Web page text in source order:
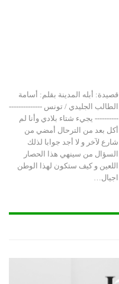
قصيدة: أبله المدينة بقلم: أسامة
الطالب الجليدي / تونس --------------
---------- يجيء شتاء بلادي وأنا لم
أكل بعد من الترحال أمضي من
شارع لآخر و لا أجد جوابا لذلك
السؤال من سينهي هذا الحصار
اللعين و كيف ستكون لهذا الوطن
اجيال…